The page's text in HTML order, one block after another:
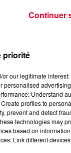
priorité
our legitimate
personalised
Understand
profiles to
prevent and detect
technologies may
based on
Link different
Continuer